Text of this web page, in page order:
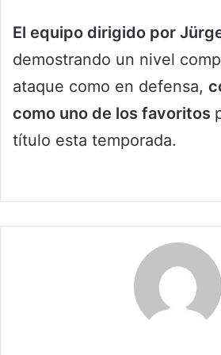
El equipo dirigido por
demostrando un nivel
ataque como en defensa,
como uno de los favoritos
título esta temporada.